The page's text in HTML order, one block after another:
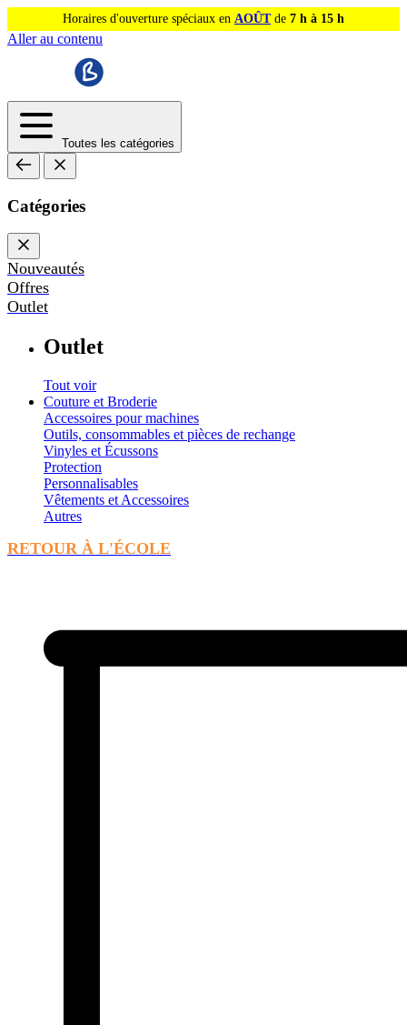
Horaires d'ouverture spéciaux en AOÛTde 7 h à 15 h
Aller au contenu
Toutes les catégories
Catégories
Nouveautés
Offres
Outlet
Outlet
Tout voir
Couture et Broderie
Accessoires pour machines
Outils, consommables et pièces de rechange
Vinyles et Écussons
Protection
Personnalisables
Vêtements et Accessoires
Autres
RETOUR À L'ÉCOLE